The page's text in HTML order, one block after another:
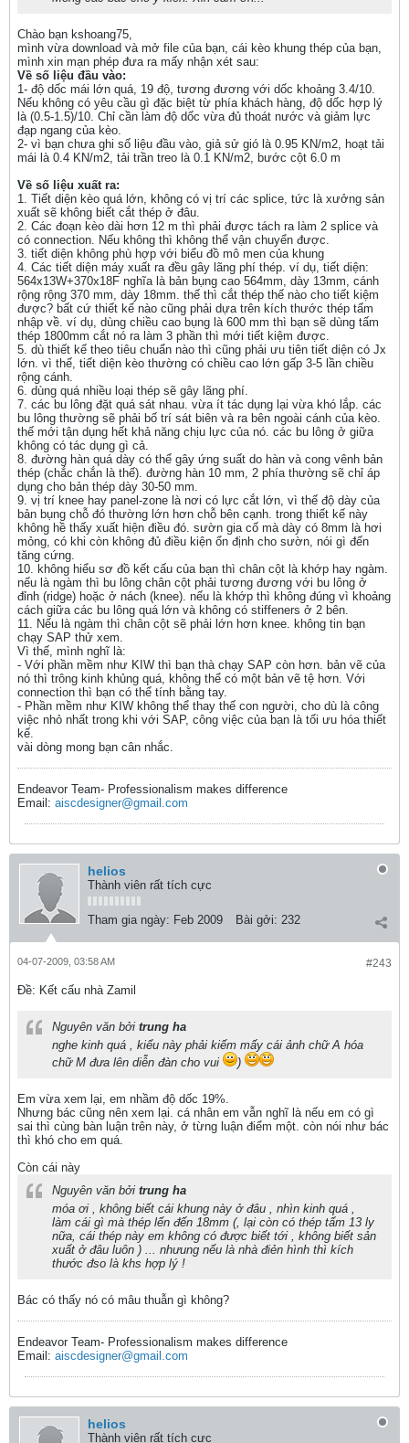
Chào bạn kshoang75,
mình vừa download và mở file của bạn, cái kèo khung thép của bạn,
mình xin mạn phép đưa ra mấy nhận xét sau:
Về số liệu đầu vào:
1- độ dốc mái lớn quá, 19 độ, tương đương với dốc khoảng 3.4/10.
Nếu không có yêu cầu gì đặc biệt từ phía khách hàng, độ dốc hợp lý
là (0.5-1.5)/10. Chỉ cần làm độ dốc vừa đủ thoát nước và giảm lực
đạp ngang của kèo.
2- vì bạn chưa ghi số liệu đầu vào, giả sử gió là 0.95 KN/m2, hoạt tải
mái là 0.4 KN/m2, tải trần treo là 0.1 KN/m2, bước cột 6.0 m
Về số liệu xuất ra:
1. Tiết diện kèo quá lớn, không có vị trí các splice, tức là xưởng sản
xuất sẽ không biết cắt thép ở đâu.
2. Các đoạn kèo dài hơn 12 m thì phải được tách ra làm 2 splice và
có connection. Nếu không thì không thể vận chuyển được.
3. tiết diện không phù hợp với biểu đồ mô men của khung
4. Các tiết diện máy xuất ra đều gây lãng phí thép. ví dụ, tiết diện:
564x13W+370x18F nghĩa là bản bụng cao 564mm, dày 13mm, cánh
rộng rộng 370 mm, dày 18mm. thế thì cắt thép thế nào cho tiết kiệm
được? bất cứ thiết kế nào cũng phải dựa trên kích thước thép tấm
nhập về. ví dụ, dùng chiều cao bụng là 600 mm thì bạn sẽ dùng tấm
thép 1800mm cắt nó ra làm 3 phần thì mới tiết kiệm được.
5. dù thiết kế theo tiêu chuẩn nào thì cũng phải ưu tiên tiết diện có Jx
lớn. vì thế, tiết diện kèo thường có chiều cao lớn gấp 3-5 lần chiều
rộng cánh.
6. dùng quá nhiều loại thép sẽ gây lãng phí.
7. các bu lông đặt quá sát nhau. vừa ít tác dụng lại vừa khó lắp. các
bu lông thường sẽ phải bố trí sát biên và ra bên ngoài cánh của kèo.
thế mới tận dụng hết khả năng chịu lực của nó. các bu lông ở giữa
không có tác dụng gì cả.
8. đường hàn quá dày có thể gây ứng suất do hàn và cong vênh bản
thép (chắc chắn là thế). đường hàn 10 mm, 2 phía thường sẽ chỉ áp
dụng cho bản thép dày 30-50 mm.
9. vị trí knee hay panel-zone là nơi có lực cắt lớn, vì thế độ dày của
bản bụng chỗ đó thường lớn hơn chỗ bên cạnh. trong thiết kế này
không hề thấy xuất hiện điều đó. sườn gia cố mà dày có 8mm là hơi
mỏng, có khi còn không đủ điều kiện ổn định cho sườn, nói gì đến
tăng cứng.
10. không hiểu sơ đồ kết cấu của bạn thì chân cột là khớp hay ngàm.
nếu là ngàm thì bu lông chân cột phải tương đương với bu lông ở
đỉnh (ridge) hoặc ở nách (knee). nếu là khớp thì không đúng vì khoảng
cách giữa các bu lông quá lớn và không có stiffeners ở 2 bên.
11. Nếu là ngàm thì chân cột sẽ phải lớn hơn knee. không tin bạn
chạy SAP thử xem.
Vì thế, mình nghĩ là:
- Với phần mềm như KIW thì bạn thà chạy SAP còn hơn. bản vẽ của
nó thì trông kinh khủng quá, không thể có một bản vẽ tệ hơn. Với
connection thì bạn có thể tính bằng tay.
- Phần mềm như KIW không thể thay thế con người, cho dù là công
việc nhỏ nhất trong khi với SAP, công việc của bạn là tối ưu hóa thiết
kế.
vài dòng mong bạn cân nhắc.
Endeavor Team- Professionalism makes difference
Email: aiscdesigner@gmail.com
helios
Thành viên rất tích cực
Tham gia ngày: Feb 2009 Bài gởi: 232
#243
04-07-2009, 03:58 AM
Ðề: Kết cấu nhà Zamil
Nguyên văn bởi trung ha
nghe kinh quá , kiểu này phải kiếm mấy cái ảnh chữ A hóa
chữ M đưa lên diễn đàn cho vui
)
Em vừa xem lại, em nhầm độ dốc 19%.
Nhưng bác cũng nên xem lại. cá nhân em vẫn nghĩ là nếu em có gì
sai thì cùng bàn luận trên này, ở từng luận điểm một. còn nói như bác
thì khó cho em quá.
Còn cái này
Nguyên văn bởi trung ha
móa ơi , không biết cái khung này ở đâu , nhìn kinh quá ,
làm cái gì mà thép lến đến 18mm (, lại còn có thép tấm 13 ly
nữa, cái thép này em không có được biết tới , không biết sản
xuất ở đâu luôn ) ... nhưung nếu là nhà điẻn hình thì kích
thước đso là khs hợp lý !
Bác có thấy nó có mâu thuẫn gì không?
Endeavor Team- Professionalism makes difference
Email: aiscdesigner@gmail.com
helios
Thành viên rất tích cực